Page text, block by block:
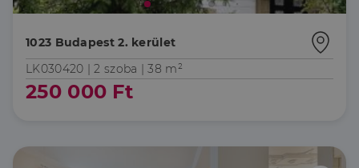
1023 Budapest 2. kerület
LK030420 |2 szoba | 38 m²
250 000 Ft
Domain
A cookie-k nem
alapvető célokra
történő
dh.hu
szolgáltatás